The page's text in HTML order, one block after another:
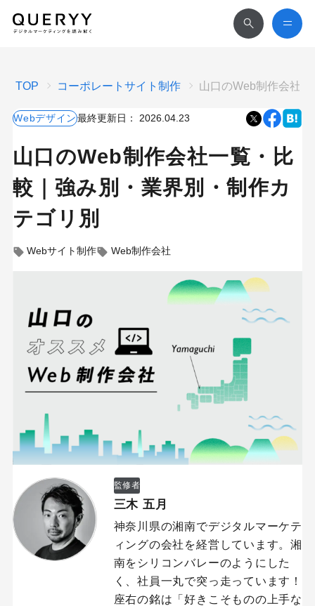
TOP コーポレートサイト制作 山口のWeb制作会社
Webデザイン最終更新日： 2026.04.23
山口のWeb制作会社一覧・比
較｜強み別・業界別・制作カ
テゴリ別
Webサイト制作 Web制作会社
監修者
三木 五月
神奈川県の湘南でデジタルマーケテ
ィングの会社を経営しています。湘
南をシリコンバレーのようにした
く、社員一丸で突っ走っています！
座右の銘は「好きこそものの上手な